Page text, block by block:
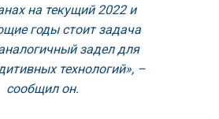
на текущий 2022 и
годы стоит задача
задел для
технологий», –
сообщил он.